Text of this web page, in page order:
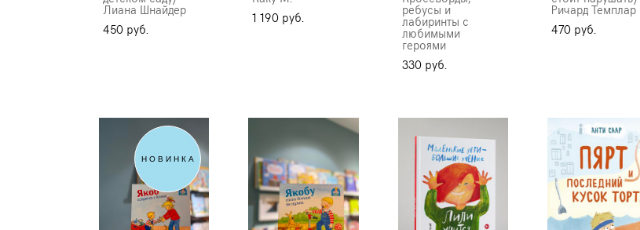
Лиана Шнайдер
450 pуб.
1 190 pуб.
ребусы и
лабиринты с
любимыми
героями
330 pуб.
Ричард Темплар
470 pуб.
НОВИНКА